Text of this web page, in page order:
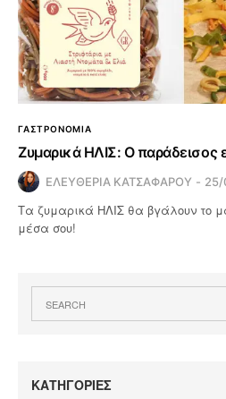
ΓΑΣΤΡΟΝΟΜΙΑ
Ζυμαρικά ΗΛΙΣ: Ο παράδεισος
ΕΛΕΥΘΕΡΙΑ ΚΑΤΣΑΦΑΡΟΥ 25/
Τα ζυμαρικά ΗΛΙΣ θα βγάλουν το
μέσα σου!
KΑΤΗΓΟΡΙΕΣ